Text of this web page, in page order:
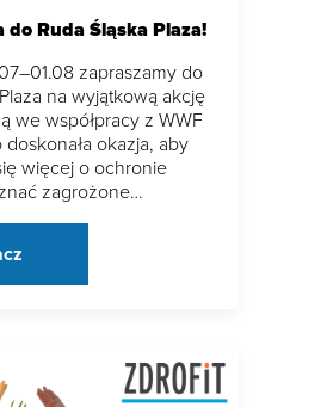
do Ruda Śląska Plaza!
zapraszamy do
na wyjątkową akcję
we współpracy z WWF
doskonała okazja, aby
więcej o ochronie
zagrożone…